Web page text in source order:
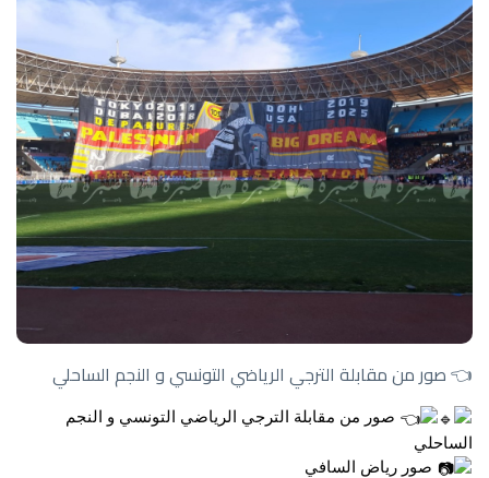
👈 صور من مقابلة الترجي الرياضي التونسي و النجم الساحلي
صور من مقابلة الترجي الرياضي التونسي و النجم
الساحلي
صور رياض السافي